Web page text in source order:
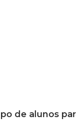
de alunos